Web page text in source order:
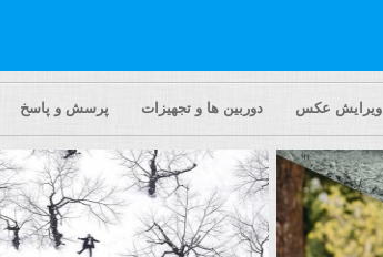
ویرایش عکس دوربین ها و تجهیزات پرسش و پاسخ